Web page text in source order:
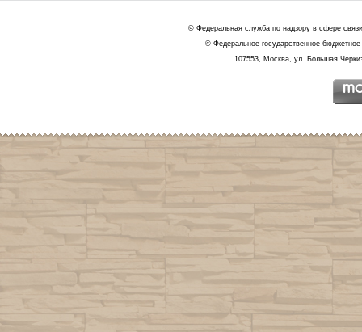
© Федеральная служба по надзору в сфере
© Федеральное государственное
107553, Москва, ул. Большая